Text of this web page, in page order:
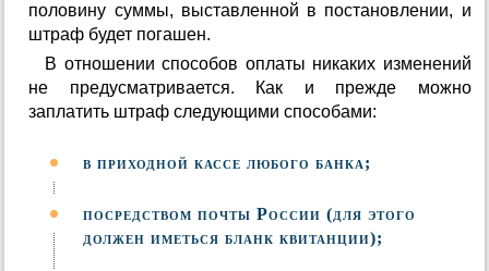
половину суммы, выставленной в постановлении, и
штраф будет погашен.
В отношении способов оплаты никаких изменений
не предусматривается. Как и прежде можно
заплатить штраф следующими способами:
в приходной кассе любого банка;
посредством почты России (для этого
должен иметься бланк квитанции);